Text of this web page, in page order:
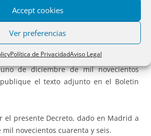
Accept cookies
Ver preferencias
Política de PrivacidadAviso Legal
redacción oficial de la Ley Hipotecaria
de Justicia para que, en
ordenado por la segunda disposición
de treinta de diciembre de mil
y cuatro, y en el artículo único de la
de diciembre de mil novecientos
el texto adjunto en el Boletin
el presente Decreto, dado en Madrid a
novecientos cuarenta y seis.